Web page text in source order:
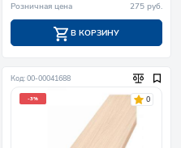
Розничная цена
275 руб.
В КОРЗИНУ
Код: 00-00041688
-3% 0